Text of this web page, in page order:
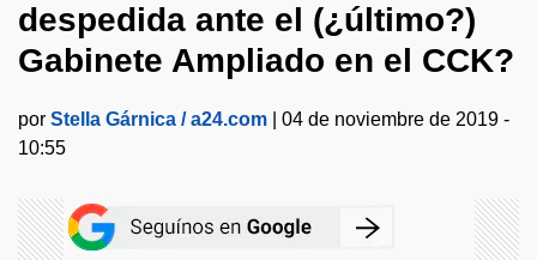
despedida ante el (¿último?)
Gabinete Ampliado en el CCK?
por Stella Gárnica / a24.com
04 de noviembre de 2019 -
10:55